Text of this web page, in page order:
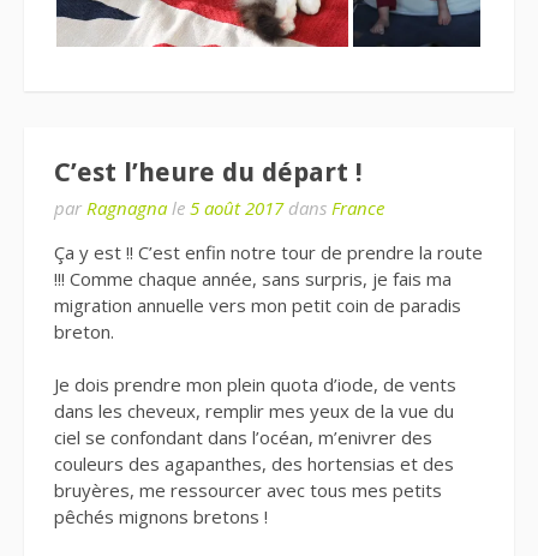
C’est l’heure du départ !
par Ragnagna le 5 août 2017dans France
Ça y est !! C’est enfin notre tour de prendre la route
!!! Comme chaque année, sans surpris, je fais ma
migration annuelle vers mon petit coin de paradis
breton.
Je dois prendre mon plein quota d’iode, de vents
dans les cheveux, remplir mes yeux de la vue du
ciel se confondant dans l’océan, m’enivrer des
couleurs des agapanthes, des hortensias et des
bruyères, me ressourcer avec tous mes petits
pêchés mignons bretons !